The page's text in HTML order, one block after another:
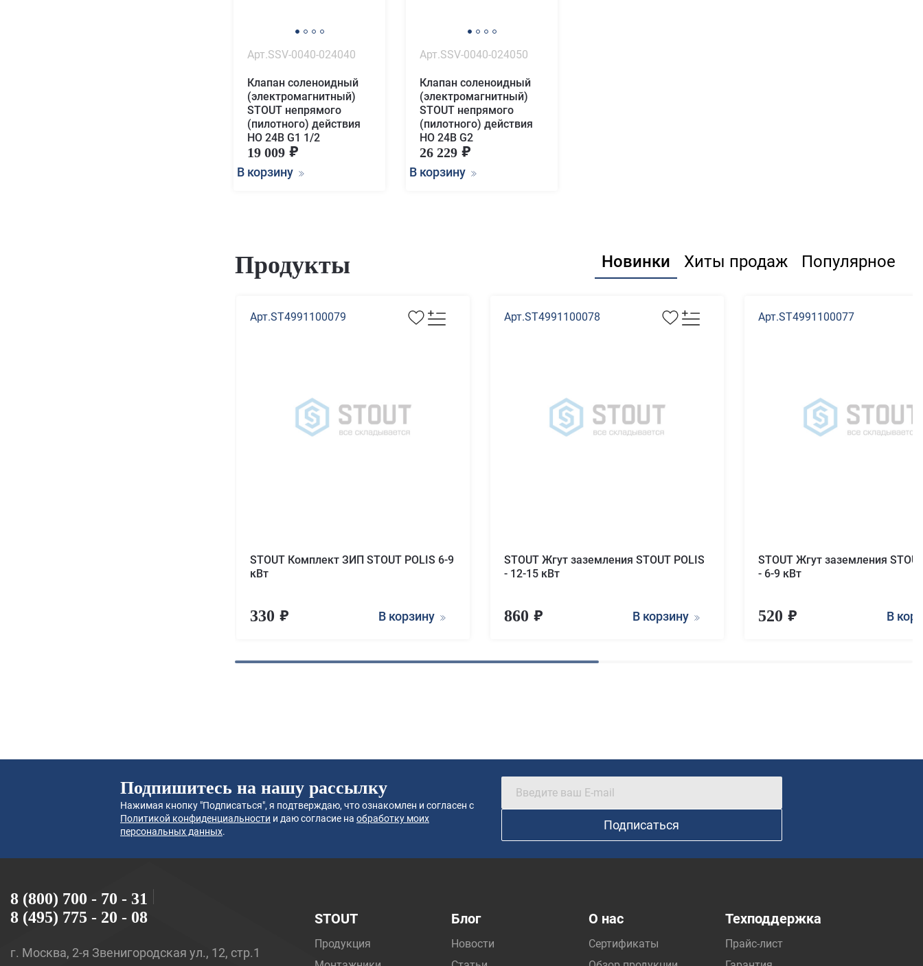
Арт.SSV-0040-024040
Клапан соленоидный
(электромагнитный)
STOUT непрямого
(пилотного) действия
НО 24В G1 1/2
19 009
В корзину
Арт.SSV-0040-024050
Клапан соленоидный
(электромагнитный)
STOUT непрямого
(пилотного) действия
НО 24В G2
26 229
В корзину
Продукты Новинки Хиты продаж Популярное
Арт.ST4991100079
STOUT Комплект ЗИП STOUT POLIS 6-9
кВт
330 В корзину
Арт.ST4991100078
STOUT Жгут заземления STOUT POLIS
- 12-15 кВт
860 В корзину
Арт.ST4991100077
STOUT Жгут заземления
- 6-9 кВт
520 В
Подпишитесь на нашу рассылку
Нажимая кнопку "Подписаться", я подтверждаю, что ознакомлен и согласен с
Политикой конфиденциальности и даю согласие на обработку моих
персональных данных. Подписаться
8 (800) 700 - 70 - 31
8 (495) 775 - 20 - 08
г. Москва, 2-я Звенигородская ул., 12, стр.1
STOUT
Продукция
Блог
Новости
О нас
Сертификаты
Техподдержка
Прайс-лист